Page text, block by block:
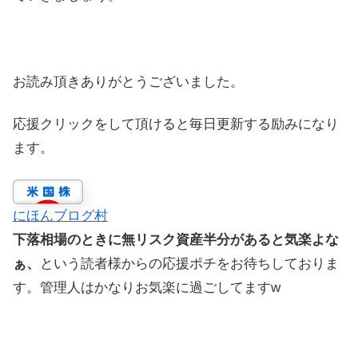
お読み頂きありがとうございました。
応援クリックをして頂けると毎日更新する励みになり
ます。
にほんブログ村
下落相場のときに無リスク資産半分があると気楽よな
ぁ、
という読者様からの応援ポチをお待ちしておりま
す。管理人はかなりお気楽に過ごしてますw